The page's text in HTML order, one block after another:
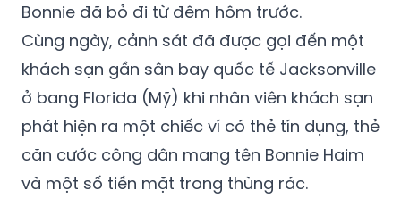
Bonnie đã bỏ đi từ đêm hôm trước.
Cùng ngày, cảnh sát đã được gọi đến một
khách sạn gần sân bay quốc tế Jacksonville
ở bang Florida (Mỹ) khi nhân viên khách sạn
phát hiện ra một chiếc ví có thẻ tín dụng, thẻ
căn cước công dân mang tên Bonnie Haim
và một số tiền mặt trong thùng rác.